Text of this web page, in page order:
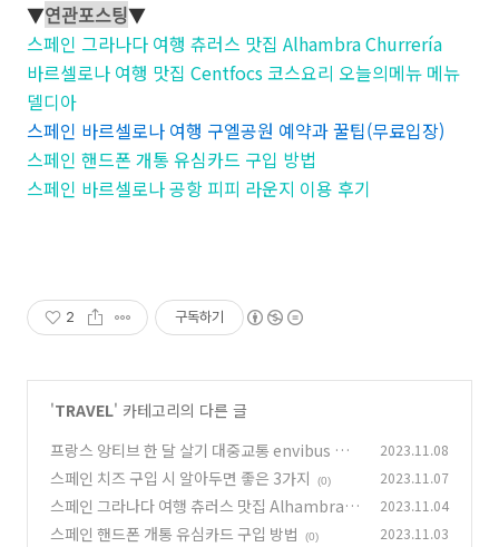
▼연관포스팅▼
스페인 그라나다 여행 츄러스 맛집 Alhambra Churrería
바르셀로나 여행 맛집 Centfocs 코스요리 오늘의메뉴 메뉴
델디아
스페인 바르셀로나 여행 구엘공원 예약과 꿀팁(무료입장)
스페인 핸드폰 개통 유심카드 구입 방법
스페인 바르셀로나 공항 피피 라운지 이용 후기
2 구독하기
'TRAVEL' 카테고리의 다른 글
프랑스 앙티브 한 달 살기 대중교통 envibus 알
아보기
(1)
2023.11.08
스페인 치즈 구입 시 알아두면 좋은 3가지 (0) 2023.11.07
스페인 그라나다 여행 츄러스 맛집 Alhambra C
hurrería
(1)
2023.11.04
스페인 핸드폰 개통 유심카드 구입 방법 (0) 2023.11.03